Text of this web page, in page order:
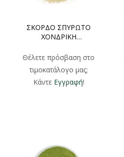
ΣΚΟΡΔΟ ΣΠΥΡΩΤΟ
ΧΟΝΔΡΙΚΗ
Θέλετε πρόσβαση στο
τιμοκατάλογο μας;
Κάντε Εγγραφή!